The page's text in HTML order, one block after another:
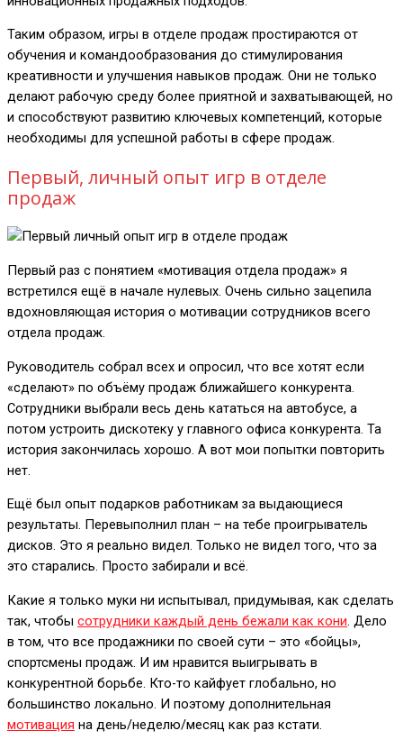
Таким образом, игры в отделе продаж простираются от
обучения и командообразования до стимулирования
креативности и улучшения навыков продаж. Они не только
делают рабочую среду более приятной и захватывающей, но
и способствуют развитию ключевых компетенций, которые
необходимы для успешной работы в сфере продаж.
Первый, личный опыт игр в отделе
продаж
Первый раз с понятием «мотивация отдела продаж» я
встретился ещё в начале нулевых. Очень сильно зацепила
вдохновляющая история о мотивации сотрудников всего
отдела продаж.
Руководитель собрал всех и опросил, что все хотят если
«сделают» по объёму продаж ближайшего конкурента.
Сотрудники выбрали весь день кататься на автобусе, а
потом устроить дискотеку у главного офиса конкурента. Та
история закончилась хорошо. А вот мои попытки повторить
нет.
Ещё был опыт подарков работникам за выдающиеся
результаты. Перевыполнил план – на тебе проигрыватель
дисков. Это я реально видел. Только не видел того, что за
это старались. Просто забирали и всё.
Какие я только муки ни испытывал, придумывая, как сделать
так, чтобы сотрудники каждый день бежали как кони. Дело
в том, что все продажники по своей сути – это «бойцы»,
спортсмены продаж. И им нравится выигрывать в
конкурентной борьбе. Кто-то кайфует глобально, но
большинство локально. И поэтому дополнительная
мотивация на день/неделю/месяц как раз кстати.